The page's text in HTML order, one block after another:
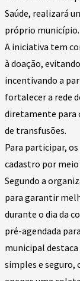
Saúde, realizará
próprio município.
A iniciativa tem
à doação,
incentivando a
fortalecer a rede
diretamente para
de transfusões.
Para participar,
cadastro por
Segundo a
para garantir
durante o dia da
pré-agendada
municipal destaca
simples e seguro,